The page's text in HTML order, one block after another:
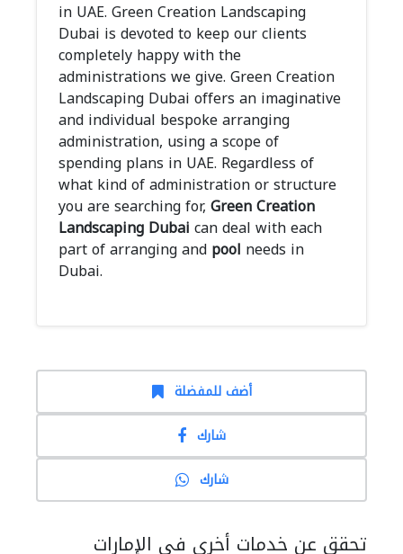
in UAE. Green Creation Landscaping
Dubai is devoted to keep our clients
completely happy with the
administrations we give. Green Creation
Landscaping Dubai offers an imaginative
and individual bespoke arranging
administration, using a scope of
spending plans in UAE. Regardless of
what kind of administration or structure
you are searching for,Green Creation
Landscaping Dubaican deal with each
part of arranging andpool needs in
Dubai.
أضف للمفضلة
شارك
شارك
تحقق عن خدمات أخرى في الإمارات